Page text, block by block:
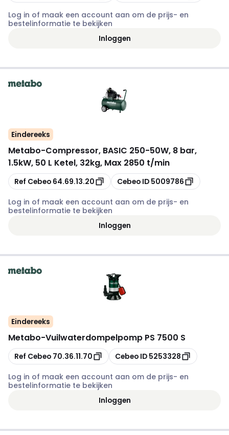
Log in of maak een account aan om de prijs- en
bestelinformatie te bekijken
Inloggen
Eindereeks
Metabo-Compressor, BASIC 250-50W, 8 bar,
1.5kW, 50 L Ketel, 32kg, Max 2850 t/min
Kopiëren
Ref Cebeo 64.69.13.20 Kopiëren
Cebeo ID 5009786
Log in of maak een account aan om de prijs- en
bestelinformatie te bekijken
Inloggen
Eindereeks
Metabo-Vuilwaterdompelpomp PS 7500 S
Kopiëren
Ref Cebeo 70.36.11.70 Kopiëren
Cebeo ID 5253328
Log in of maak een account aan om de prijs- en
bestelinformatie te bekijken
Inloggen